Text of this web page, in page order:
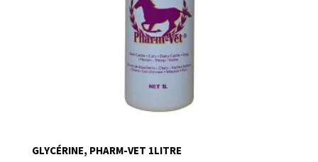
GLYCÉRINE, PHARM-VET 1LITRE